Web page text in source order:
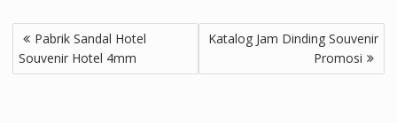
Navigasi
pos
Pabrik Sandal Hotel
Souvenir Hotel 4mm
Katalog Jam Dinding Souvenir
Promosi